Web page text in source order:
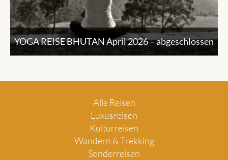
YOGA REISE BHUTAN April 2026 – abgeschlossen
Alle Reisen
Luxusreisen
Kulturreisen
Wandern & Trekking
Sonderreisen